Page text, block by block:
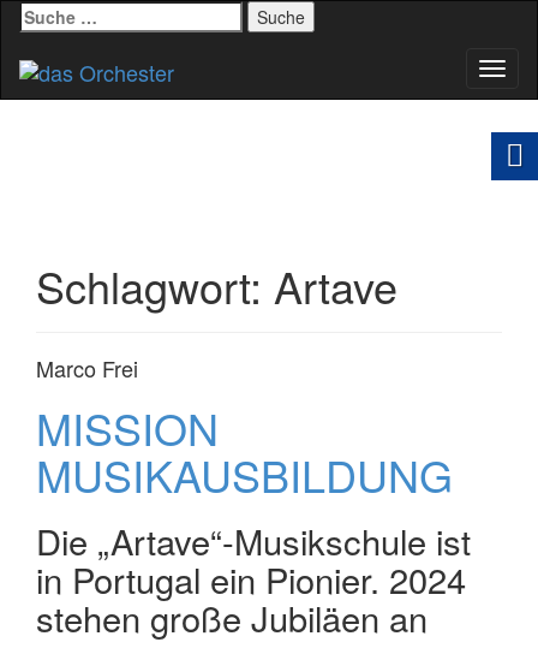
Suche
nach:
Schlagwort: Artave
Marco Frei
MISSION
MUSIKAUSBILDUNG
Die „Artave“-Musikschule ist
in Portugal ein Pionier. 2024
stehen große Jubiläen an